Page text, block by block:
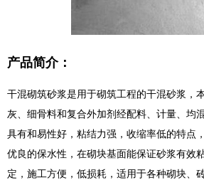
产品简介：
干混砌筑砂浆是用于砌筑工程的干混砂浆，
灰、细骨料和复合外加剂经配料、计量、均
具有和易性好，粘结力强，收缩率低的特点
优良的保水性，在砌块基面能保证砂浆有效
定，施工方便，低损耗，适用于各种砌块、